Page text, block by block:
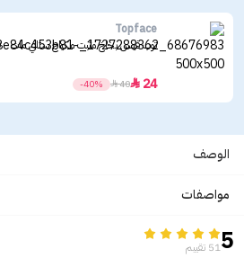
Topface
توب فيس بخاخ مثبت مكياج ستاي مات - 100مل
24

40

-40%
الوصف
مواصفات
551 تقييم